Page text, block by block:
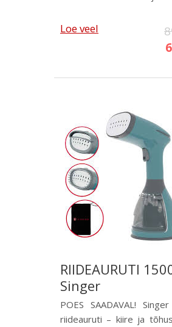
Loe veel
RIIDEAURUTI
Singer
POES SAADAVAL!
riideauruti – kiire ja